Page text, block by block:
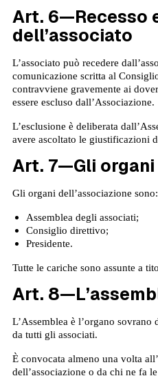
Art. 6—Recesso
dell’associato
L’associato può recedere
comunicazione scritta al
contravviene gravemente ai
essere escluso dall’Associazione.
L’esclusione è deliberata
avere ascoltato le giustificazioni
Art. 7—Gli
Gli organi dell’associazione sono:
Assemblea degli associati;
Consiglio direttivo;
Presidente.
Tutte le cariche sono assunte a
Art.
L’Assemblea è l’organo sovrano
da tutti gli associati.
È convocata almeno una volta
dell’associazione o da chi ne fa